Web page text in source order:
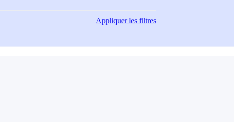
Appliquerles filtres